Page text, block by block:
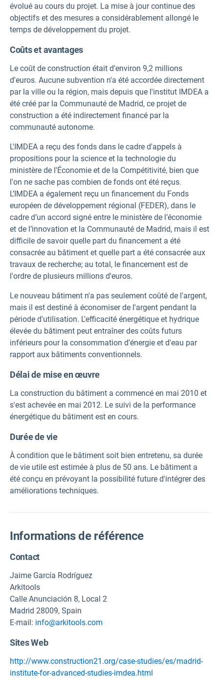
évolué au cours du projet. La mise à jour continue des
objectifs et des mesures a considérablement allongé le
temps de développement du projet.
Coûts et avantages
Le coût de construction était d'environ 9,2 millions
d'euros. Aucune subvention n'a été accordée directement
par la ville ou la région, mais depuis que l'institut IMDEA a
été créé par la Communauté de Madrid, ce projet de
construction a été indirectement financé par la
communauté autonome.
L'IMDEA a reçu des fonds dans le cadre d'appels à
propositions pour la science et la technologie du
ministère de l'Économie et de la Compétitivité, bien que
l'on ne sache pas combien de fonds ont été reçus.
L’IMDEA a également reçu un financement du Fonds
européen de développement régional (FEDER), dans le
cadre d’un accord signé entre le ministère de l’économie
et de l’innovation et la Communauté de Madrid, mais il est
difficile de savoir quelle part du financement a été
consacrée au bâtiment et quelle part a été consacrée aux
travaux de recherche; au total, le financement est de
l'ordre de plusieurs millions d'euros.
Le nouveau bâtiment n'a pas seulement coûté de l'argent,
mais il est destiné à économiser de l'argent pendant la
période d'utilisation. L'efficacité énergétique et hydrique
élevée du bâtiment peut entraîner des coûts futurs
inférieurs pour la consommation d'énergie et d'eau par
rapport aux bâtiments conventionnels.
Délai de mise en œuvre
La construction du bâtiment a commencé en mai 2010 et
s'est achevée en mai 2012. Le suivi de la performance
énergétique du bâtiment est en cours.
Durée de vie
À condition que le bâtiment soit bien entretenu, sa durée
de vie utile est estimée à plus de 50 ans. Le bâtiment a
été conçu en prévoyant la possibilité future d'intégrer des
améliorations techniques.
Informations de référence
Contact
Jaime García Rodríguez
Arkitools
Calle Anunciación 8, Local 2
Madrid 28009, Spain
E-mail: info@arkitools.com
Sites Web
http://www.construction21.org/case-studies/es/madrid-
institute-for-advanced-studies-imdea.html